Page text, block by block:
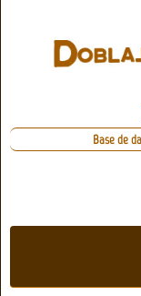
Base de